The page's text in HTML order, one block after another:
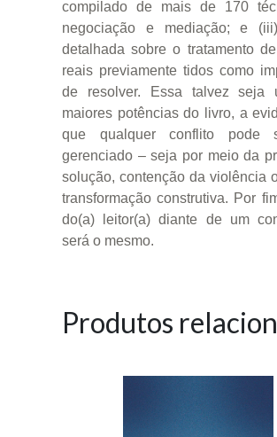
compilado de mais de 170
negociação e mediação; e
detalhada sobre o tratamento
reais previamente tidos como
de resolver. Essa talvez seja
maiores potências do livro, a
que qualquer conflito pode
gerenciado – seja por meio da
solução, contenção da violência
transformação construtiva. Por
do(a) leitor(a) diante de um
será o mesmo.
Produtos